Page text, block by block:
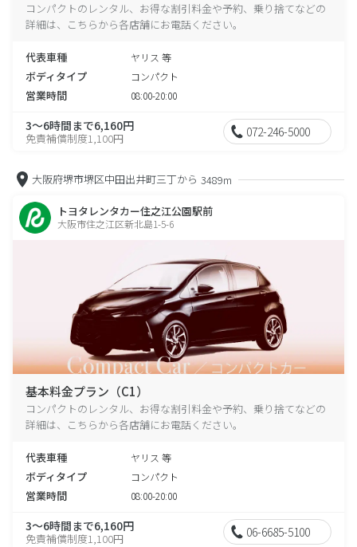
コンパクトのレンタル、お得な割引料金や予約、乗り捨てなどの
詳細は、こちらから各店舗にお電話ください。
代表車種 ヤリス 等
ボディタイプ コンパクト
営業時間 08:00-20:00
3～6時間まで6,160円
免責補償制度1,100円 072-246-5000
大阪府堺市堺区中田出井町三丁から 3489m
トヨタレンタカー住之江公園駅前
大阪市住之江区新北島1-5-6
基本料金プラン（C1）
コンパクトのレンタル、お得な割引料金や予約、乗り捨てなどの
詳細は、こちらから各店舗にお電話ください。
代表車種 ヤリス 等
ボディタイプ コンパクト
営業時間 08:00-20:00
3～6時間まで6,160円
免責補償制度1,100円 06-6685-5100